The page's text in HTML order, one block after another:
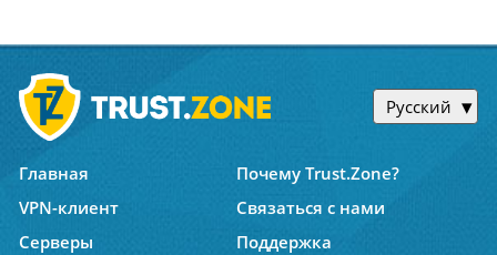
Русский
Главная
Почему Trust.Zone?
VPN-клиент
Связаться с нами
Серверы
Поддержка